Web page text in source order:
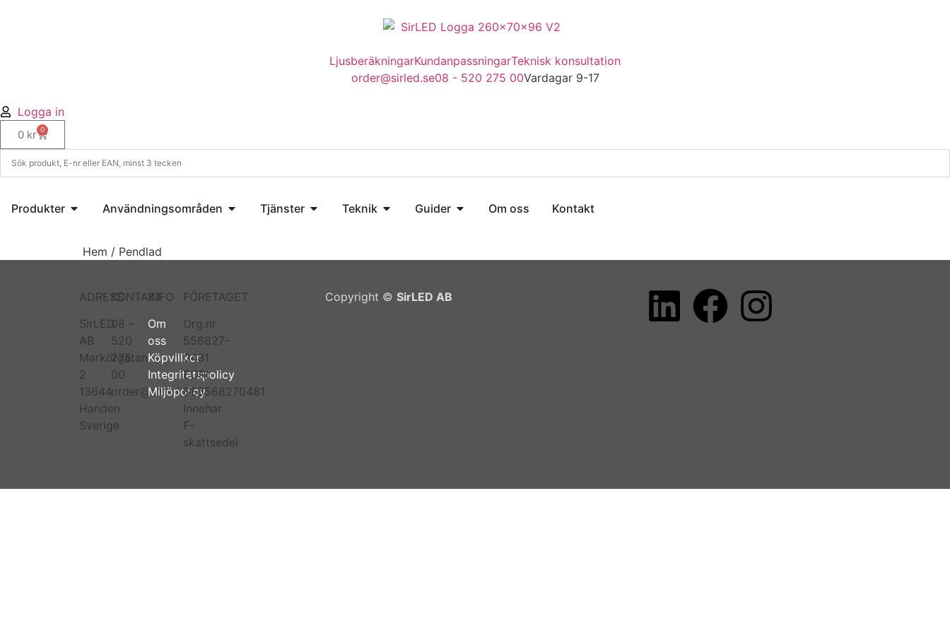
LjusberäkningarKundanpassningarTeknisk konsultation
order@sirled.se08 - 520 275 00Vardagar 9-17
Logga in
0 kr 0
Produkter Användningsområden Tjänster Teknik Guider Om oss Kontakt
Hem / Pendlad
ADRESS
SirLED
AB
Markörgatan
2
13644
Handen
Sverige
KONTAKT
08 –
520
275
00
order@sirled.se
INFO
Om
oss
Köpvillkor
Integritetspolicy
Miljöpolicy
FÖRETAGET
Org.nr
556827-
0481
EORI
SE5568270481
Innehar
F-
skattsedel
Copyright ©SirLED AB